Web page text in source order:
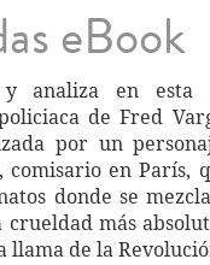
eBook
y analiza en
de Fred
por un
comisario en París,
donde se
más
de la